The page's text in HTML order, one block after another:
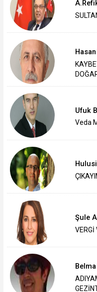
Ufuk
Veda
Şule
VERGİ
Belma